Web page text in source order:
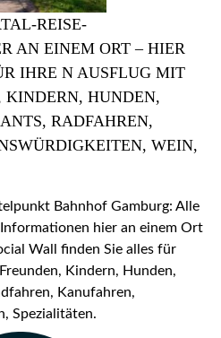
REISE-
AN EINEM ORT – HIER
IHRE N AUSFLUG MIT
HUNDEN,
RADFAHREN,
WEIN,
Bahnhof Gamburg: Alle
hier an einem Ort
Wall finden Sie alles für
Kindern, Hunden,
Kanufahren,
Spezialitäten.